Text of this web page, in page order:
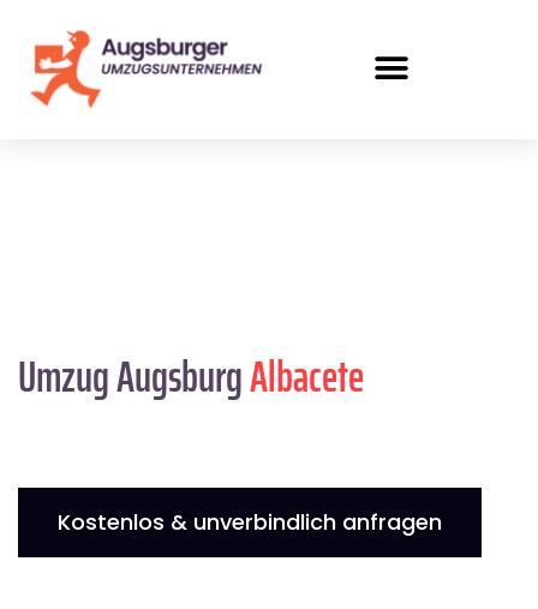
Umzug AugsburgAlbacete
Kostenlos & unverbindlich anfragen